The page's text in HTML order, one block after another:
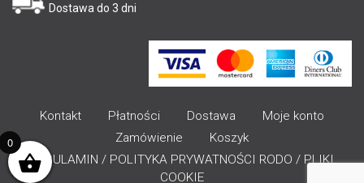
Dostawa do 3 dni
Kontakt Płatności Dostawa
Moje konto
Zamówienie
Koszyk
REGULAMIN / POLITYKA PRYWATNOŚCI RODO / PLIKI
COOKIE
0